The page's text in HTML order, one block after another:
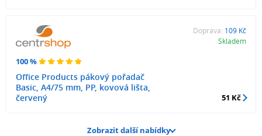
100 %
Office Products pákový pořadač
Basic, A4/75 mm, PP, kovová lišta,
červený
Doprava: 109 Kč
Skladem
51 Kč
Zobrazit další nabídky